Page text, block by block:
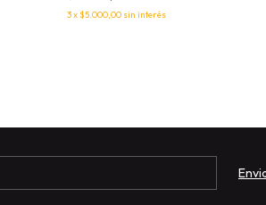
3x$5.000,00 sin interés